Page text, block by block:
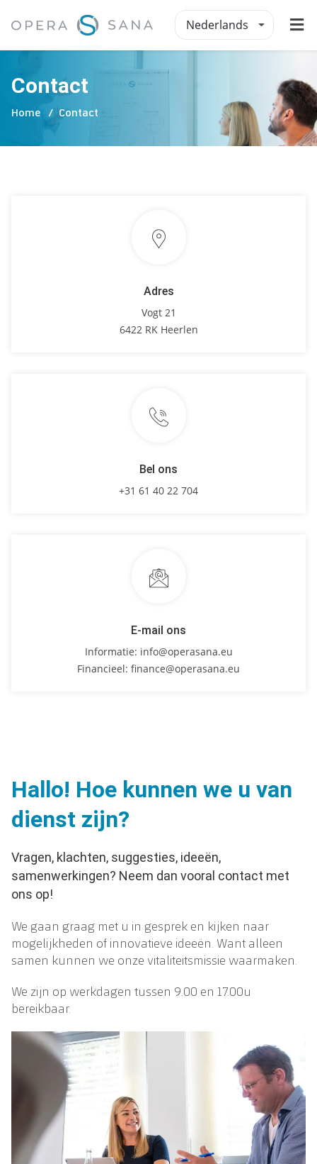
Nederlands
Contact
Home Contact
Adres
Vogt 21
6422 RK Heerlen
Bel ons
+31 61 40 22 704
E-mail ons
Informatie: info@operasana.eu
Financieel: finance@operasana.eu
Hallo! Hoe kunnen we u van
dienst zijn?
Vragen, klachten, suggesties, ideeën,
samenwerkingen? Neem dan vooral contact met
ons op!
We gaan graag met u in gesprek en kijken naar
mogelijkheden of innovatieve ideeën. Want alleen
samen kunnen we onze vitaliteitsmissie waarmaken.
We zijn op werkdagen tussen 9.00 en 17.00u
bereikbaar.